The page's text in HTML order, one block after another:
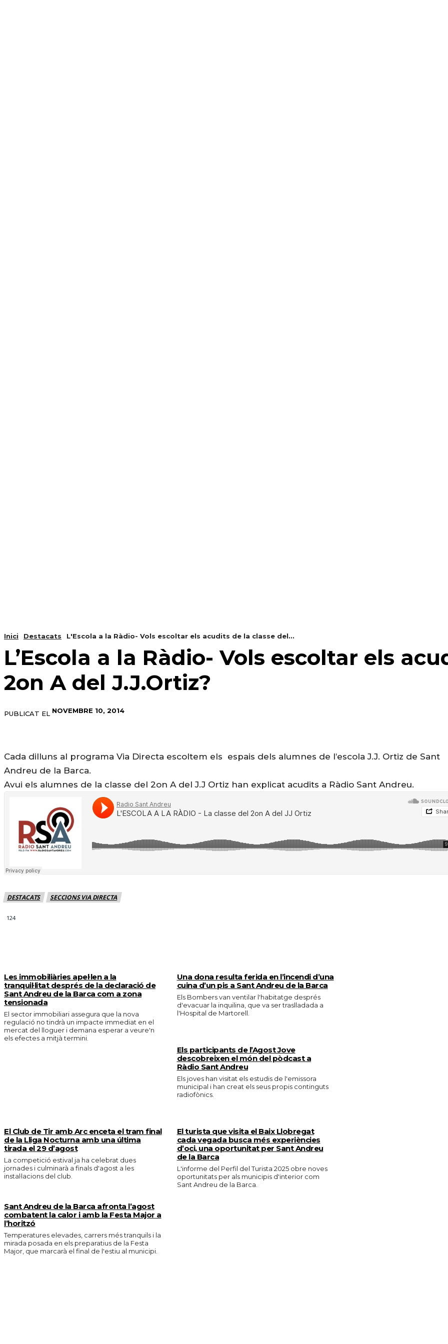
Inici Destacats L'Escola a la Ràdio- Vols escoltar els acudits de la classe del...
L’Escola a la Ràdio- Vols escoltar els
2on A del J.J.Ortiz?
PUBLICAT EL NOVEMBRE 10, 2014
Cada dilluns al programa Via Directa escoltem els espais dels alumnes de l’escola J.J. Ortiz de Sant
Andreu de la Barca.
Avui els alumnes de la classe del 2on A del J.J Ortiz han explicat acudits a Ràdio Sant Andreu.
DESTACATS SECCIONS VIA DIRECTA
124
Les immobiliàries apel·len a la
tranquil·litat després de la declaració de
Sant Andreu de la Barca com a zona
tensionada
El sector immobiliari assegura que la nova
regulació no tindrà un impacte immediat en el
mercat del lloguer i demana esperar a veure'n
els efectes a mitjà termini.
Una dona resulta ferida en l’incendi d’una
cuina d’un pis a Sant Andreu de la Barca
Els Bombers van ventilar l'habitatge després
d'evacuar la inquilina, que va ser traslladada a
l'Hospital de Martorell.
Els participants de l’Agost Jove
descobreixen el món del pòdcast a
Ràdio Sant Andreu
Els joves han visitat els estudis de l'emissora
municipal i han creat els seus propis continguts
radiofònics.
El Club de Tir amb Arc enceta el tram final
de la Lliga Nocturna amb una última
tirada el 29 d’agost
La competició estival ja ha celebrat dues
jornades i culminarà a finals d'agost a les
instal·lacions del club.
El turista que visita el Baix Llobregat
cada vegada busca més experiències
d’oci, una oportunitat per Sant Andreu
de la Barca
L'informe del Perfil del Turista 2025 obre noves
oportunitats per als municipis d'interior com
Sant Andreu de la Barca.
Sant Andreu de la Barca afronta l’agost
combatent la calor i amb la Festa Major a
l’horitzó
Temperatures elevades, carrers més tranquils i la
mirada posada en els preparatius de la Festa
Major, que marcarà el final de l'estiu al municipi.